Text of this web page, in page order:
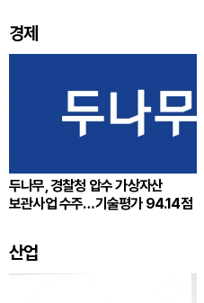
경제
두나무, 경찰청 압수 가상자산
보관사업 수주…기술평가 94.14점
산업